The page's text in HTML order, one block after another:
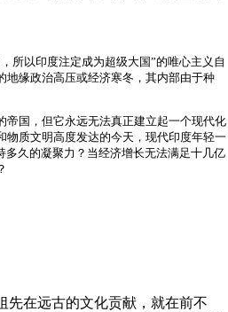
所以印度注定成为超级大国”的唯心主义自
地缘政治高压或经济寒冬，其内部由于种
国，但它永远无法真正建立起一个现代化
物质文明高度发达的今天，现代印度年轻一
久的凝聚力？当经济增长无法满足十几亿
先在远古的文化贡献，就在前不